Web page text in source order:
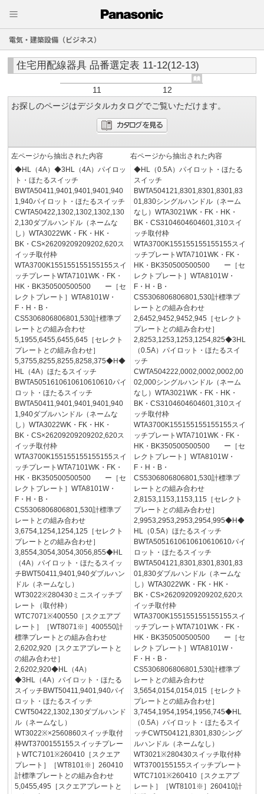
電気・建築設備（ビジネス）
住宅用配線器具 品番選定表 11-12(12-13)
11
12
お探しのページはデジタルカタログでご覧いただけます。
左ページから抽出された内容
◆HL（4A）◆3HL（4A）パイロッ
ト・ほたるスイッチ
BWTA50411,9401,9401,9401,940
1,940パイロット・ほたるスイッチ
CWTA50422,1302,1302,1302,130
2,130ダブルハンドル（ネームな
し）WTA3022WK・FK・HK・
BK・CS×26209209209202,620ス
イッチ取付枠
WTA3700K155155155155155スイ
ッチプレートWTA7101WK・FK・
HK・BK350500500500 ー［セ
レクトプレート］WTA8101W・
F・H・B・
CS5306806806801,530計標準プ
レートとの組み合わせ
5,1955,6455,6455,645［セレクト
プレートとの組み合わせ］
5,3755,8255,8255,8258,375◆H◆
HL（4A）ほたるスイッチ
BWTA5051610610610610610パイ
ロット・ほたるスイッチ
BWTA50411,9401,9401,9401,940
1,940ダブルハンドル（ネームな
し）WTA3022WK・FK・HK・
BK・CS×26209209209202,620ス
イッチ取付枠
WTA3700K155155155155155スイ
ッチプレートWTA7101WK・FK・
HK・BK350500500500 ー［セ
レクトプレート］WTA8101W・
F・H・B・
CS5306806806801,530計標準プ
レートとの組み合わせ
3,6754,1254,1254,125［セレクト
プレートとの組み合わせ］
3,8554,3054,3054,3056,855◆HL
（4A）パイロット・ほたるスイッ
チBWT50411,9401,940ダブルハン
ドル（ネームなし）
WT3022※280430ミニスイッチプ
レート（取付枠）
WTC7071※400550［スクエアプ
レート］［WT8071※］400550計
標準プレートとの組み合わせ
2,6202,920［スクエアプレートと
の組み合わせ］
2,6202,920◆HL（4A）
◆3HL（4A）パイロット・ほたる
スイッチBWT50411,9401,940パイ
ロット・ほたるスイッチ
CWT50422,1302,130ダブルハンド
ル（ネームなし）
WT3022※×2560860スイッチ取付
枠WT3700155155スイッチプレー
トWTC7101※260410［スクエア
プレート］［WT8101※］260410
計標準プレートとの組み合わせ
5,0455,495［スクエアプレートと
右ページから抽出された内容
◆HL（0.5A）パイロット・ほたる
スイッチ
BWTA504121,8301,8301,8301,83
01,830シングルハンドル（ネーム
なし）WTA3021WK・FK・HK・
BK・CS3104604604601,310スイ
ッチ取付枠
WTA3700K155155155155155スイ
ッチプレートWTA7101WK・FK・
HK・BK350500500500 ー［セ
レクトプレート］WTA8101W・
F・H・B・
CS5306806806801,530計標準プ
レートとの組み合わせ
2,6452,9452,9452,945［セレクト
プレートとの組み合わせ］
2,8253,1253,1253,1254,825◆3HL
（0.5A）パイロット・ほたるスイ
ッチ
CWTA504222,0002,0002,0002,00
02,000シングルハンドル（ネーム
なし）WTA3021WK・FK・HK・
BK・CS3104604604601,310スイ
ッチ取付枠
WTA3700K155155155155155スイ
ッチプレートWTA7101WK・FK・
HK・BK350500500500 ー［セ
レクトプレート］WTA8101W・
F・H・B・
CS5306806806801,530計標準プ
レートとの組み合わせ
2,8153,1153,1153,115［セレクト
プレートとの組み合わせ］
2,9953,2953,2953,2954,995◆H◆
HL（0.5A）ほたるスイッチ
BWTA5051610610610610610パイ
ロット・ほたるスイッチ
BWTA504121,8301,8301,8301,83
01,830ダブルハンドル（ネームな
し）WTA3022WK・FK・HK・
BK・CS×26209209209202,620ス
イッチ取付枠
WTA3700K155155155155155スイ
ッチプレートWTA7101WK・FK・
HK・BK350500500500 ー［セ
レクトプレート］WTA8101W・
F・H・B・
CS5306806806801,530計標準プ
レートとの組み合わせ
3,5654,0154,0154,015［セレクト
プレートとの組み合わせ］
3,7454,1954,1954,1956,745◆HL
（0.5A）パイロット・ほたるスイ
ッチCWT504121,8301,830シング
ルハンドル（ネームなし）
WT3021※280430スイッチ取付枠
WT3700155155スイッチプレート
WTC7101※260410［スクエアプ
レート］［WT8101※］260410計